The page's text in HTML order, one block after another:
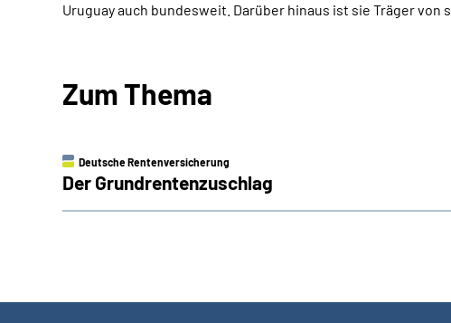
Uruguay auch bundesweit. Darüber hinaus ist sie Träger von
Zum Thema
Deutsche Rentenversicherung
Der Grundrentenzuschlag